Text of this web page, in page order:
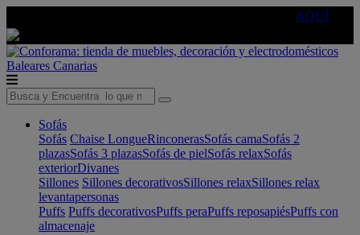
AQUÍ
Baleares Canarias
Sofás
Sofás Chaise LongueRinconerasSofás camaSofás 2
plazasSofás 3 plazasSofás de pielSofás relaxSofás
exteriorDivanes
Sillones Sillones decorativosSillones relaxSillones relax
levantapersonas
Puffs Puffs decorativosPuffs peraPuffs reposapiésPuffs con
almacenaje